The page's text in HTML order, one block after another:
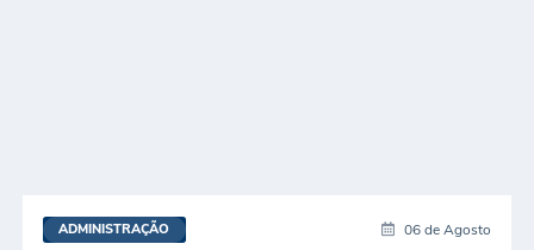
Transparência
ADMINISTRAÇÃO 06 de Agosto